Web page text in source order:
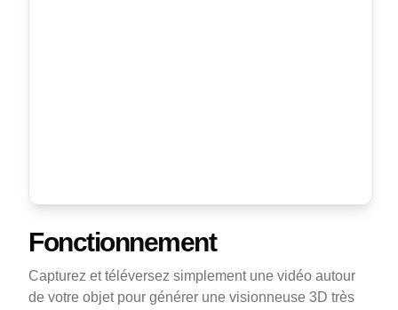
Fonctionnement
Capturez et téléversez simplement une vidéo autour
de votre objet pour générer une visionneuse 3D très